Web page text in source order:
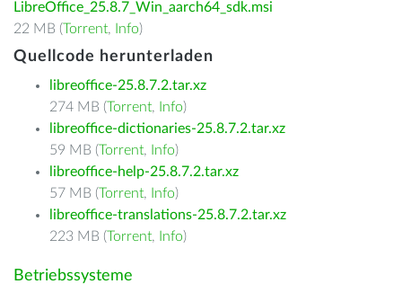
LibreOffice_25.8.7_Win_aarch64_sdk.msi
22 MB (Torrent, Info)
Quellcode herunterladen
libreoffice-25.8.7.2.tar.xz
274 MB (Torrent, Info)
libreoffice-dictionaries-25.8.7.2.tar.xz
59 MB (Torrent, Info)
libreoffice-help-25.8.7.2.tar.xz
57 MB (Torrent, Info)
libreoffice-translations-25.8.7.2.tar.xz
223 MB (Torrent, Info)
Betriebssysteme